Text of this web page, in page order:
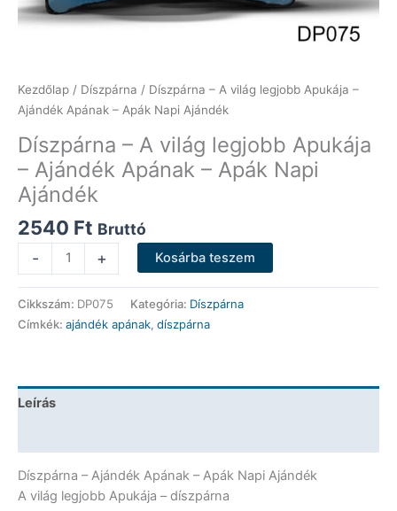
Kezdőlap / Díszpárna / Díszpárna – A világ legjobb Apukája –
Ajándék Apának – Apák Napi Ajándék
Díszpárna – A világ legjobb Apukája
– Ajándék Apának – Apák Napi
Ajándék
2540 Ft Bruttó
-
Díszpárna
-
A
világ
legjobb
Ajándék
Apák
Napi
Ajándék
+ Kosárba teszem
Cikkszám: DP075 Kategória: Díszpárna
Címkék: ajándék apának, díszpárna
Leírás
Díszpárna – Ajándék Apának – Apák Napi Ajándék
A világ legjobb Apukája – díszpárna